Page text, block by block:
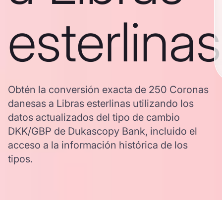
esterlinas
Obtén la conversión exacta de 250 Coronas
danesas a Libras esterlinas utilizando los
datos actualizados del tipo de cambio
DKK/GBP de Dukascopy Bank, incluido el
acceso a la información histórica de los
tipos.